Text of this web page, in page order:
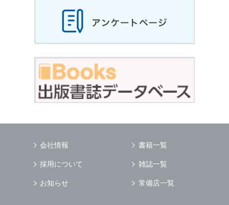
会社情報
採用について
お知らせ
書籍一覧
雑誌一覧
常備店一覧